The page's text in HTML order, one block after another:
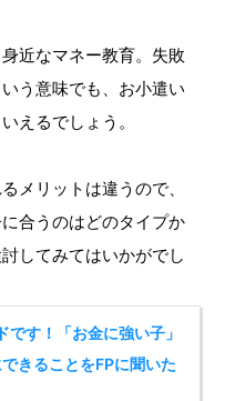
近なマネー教育。失敗
う意味でも、お小遣い
えるでしょう。
メリットは違うので、
合うのはどのタイプか
してみてはいかがでし
です！「お金に強い子」
きることをFPに聞いた